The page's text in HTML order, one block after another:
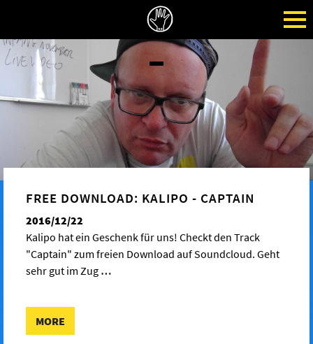
FREE DOWNLOAD: KALIPO - CAPTAIN
2016/12/22
Kalipo hat ein Geschenk für uns! Checkt den Track
"Captain" zum freien Download auf Soundcloud. Geht
sehr gut im Zug …
MORE